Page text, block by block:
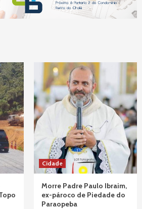
Cidade
Morre Padre Paulo Ibraim,
ex-pároco de Piedade do
Paraopeba